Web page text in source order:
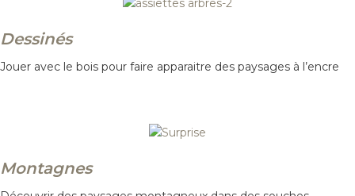
Dessinés
Jouer avec le bois pour faire apparaitre des paysages à l’encre
Montagnes